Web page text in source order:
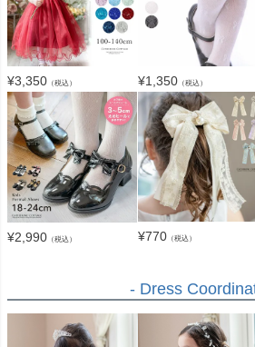
¥3,350 （税込） ¥1,350 （税込）
¥2,990 （税込） ¥770 （税込）
- Dress